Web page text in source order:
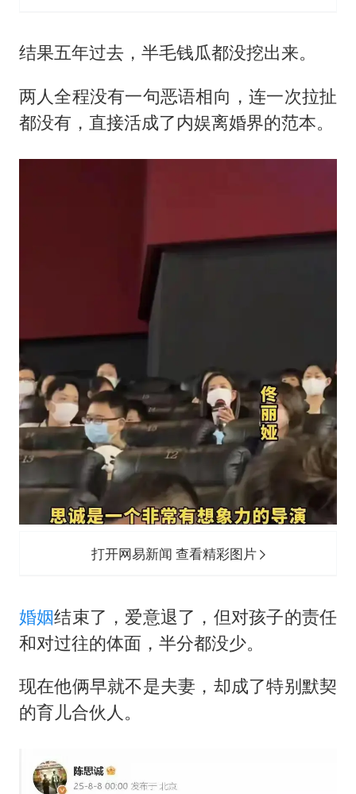
结果五年过去，半毛钱瓜都没挖出来。
两人全程没有一句恶语相向，连一次拉扯
都没有，直接活成了内娱离婚界的范本。
打开网易新闻 查看精彩图片
婚姻结束了，爱意退了，但对孩子的责任
和对过往的体面，半分都没少。
现在他俩早就不是夫妻，却成了特别默契
的育儿合伙人。